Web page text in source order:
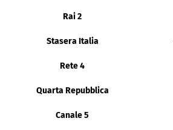
Rai 2
Stasera Italia
Rete 4
Quarta Repubblica
Canale 5